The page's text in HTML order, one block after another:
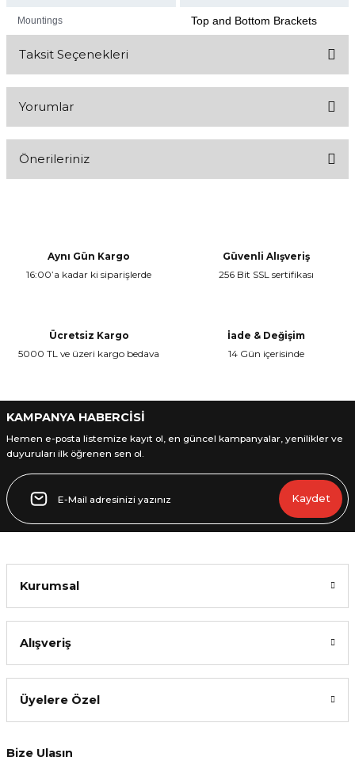
Mountings Top and Bottom Brackets
Taksit Seçenekleri
Yorumlar
Önerileriniz
Ürün resmi kalitesiz, bozuk veya görüntülenemiyor.
Gönder
Aynı Gün Kargo
16:00’a kadar ki siparişlerde
Güvenli Alışveriş
256 Bit SSL sertifikası
Ücretsiz Kargo
5000 TL ve üzeri kargo bedava
İade & Değişim
14 Gün içerisinde
KAMPANYA HABERCİSİ
Hemen e-posta listemize kayıt ol, en güncel kampanyalar, yenilikler ve
duyuruları ilk öğrenen sen ol.
Kaydet
Kurumsal
Alışveriş
Üyelere Özel
Bize Ulaşın